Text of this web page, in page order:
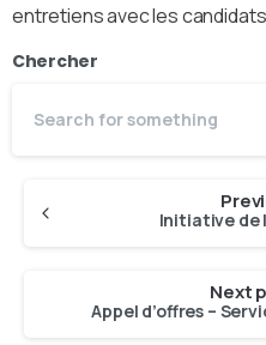
entretiens avec les
Chercher
Initiative de
Next